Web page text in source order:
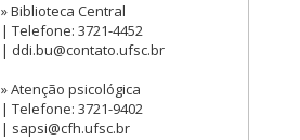
» Biblioteca Central
| Telefone: 3721-4452
| ddi.bu@contato.ufsc.br
» Atenção psicológica
| Telefone: 3721-9402
| sapsi@cfh.ufsc.br